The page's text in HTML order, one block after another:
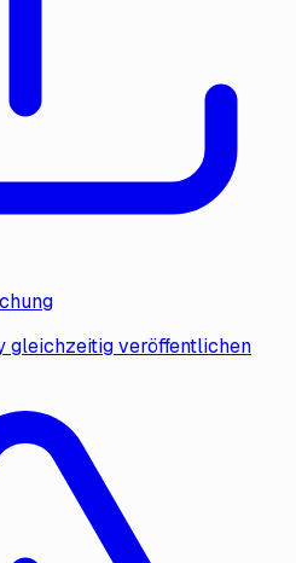
gleichzeitig veröffentlichen